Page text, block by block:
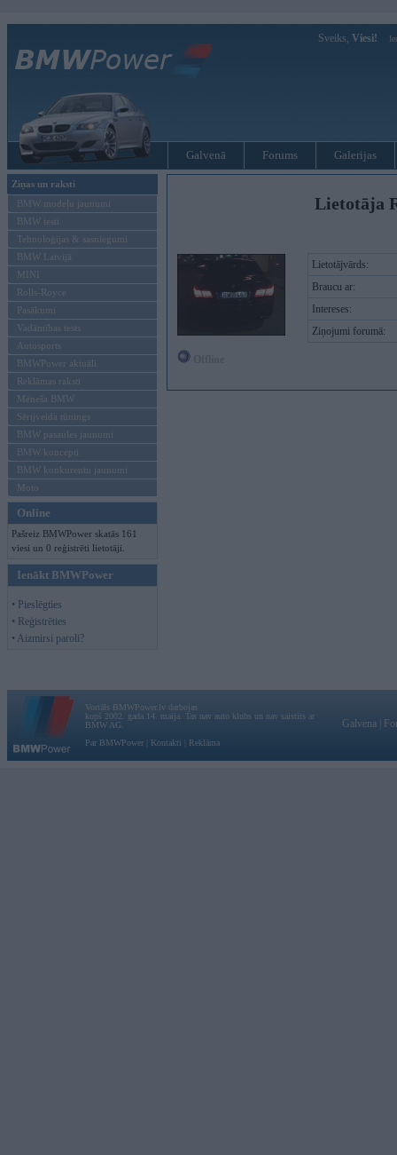
Sveiks, Viesi!
Galvenā Forums Galerijas
Ziņas un raksti
BMW modeļu jaunumi
BMW testi
Tehnoloģijas & sasniegumi
BMW Latvijā
MINI
Rolls-Royce
Pasākumi
Vadāmības tests
Autosports
BMWPower aktuāli
Reklāmas raksti
Mēneša BMW
Sērijveida tūnings
BMW pasaules jaunumi
BMW koncepti
BMW konkurentu jaunumi
Moto
Online
Pašreiz BMWPower skatās 161
viesi un 0 reģistrēti lietotāji.
Ienākt BMWPower
• Pieslēgties
• Reģistrēties
• Aizmirsi paroli?
Lietotāja
Lietotājvārds:
Braucu ar:
Intereses:
Ziņojumi forumā:
Vortāls BMWPower.lv darbojas
kopš 2002. gada 14. maija. Tas nav auto klubs un nav saistīts ar
BMW AG.
Par BMWPower
Kontakti Reklāma
Galvena